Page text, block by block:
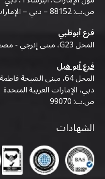
ص.ب: 88152 – دبي – الإمارات العربية المتحدة
فرع أبوظبي
المحل G23، مبنى إنرجي - مصفح - M20 - أبوظبي
فرع أبو هيل
المحل 64، مبنى الشيخة
دبي، الإمارات العربية المتحدة
ص.ب: 99070
الشهادات